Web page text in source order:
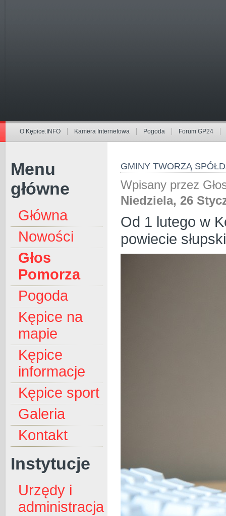
O Kępice.INFO Kamera Internetowa Pogoda Forum GP24
Menu
główne
Główna
Nowości
Głos
Pomorza
Pogoda
Kępice na
mapie
Kępice
informacje
Kępice sport
Galeria
Kontakt
Instytucje
Urzędy i
administracja
GMINY TWORZĄ
Wpisany przez
Niedziela, 26
Od 1 lutego w
powiecie